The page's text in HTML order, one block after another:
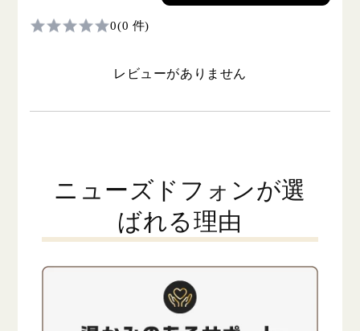
0(0 件)
レビューがありません
ニューズドフォンが選
ばれる理由